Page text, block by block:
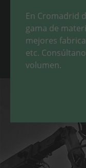
En Cromadrid
gama de
mejores
etc.
volumen.